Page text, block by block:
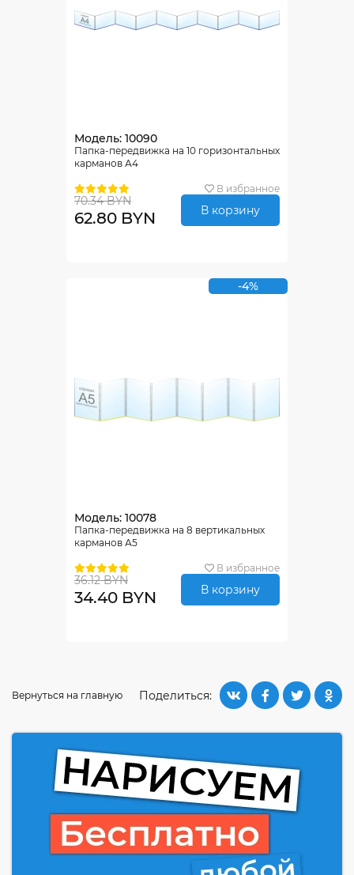
Модель: 10090
Папка-передвижка на 10 горизонтальных
карманов А4
В избранное
70.34 BYN
62.80 BYN В корзину
-4%
Модель: 10078
Папка-передвижка на 8 вертикальных
карманов А5
В избранное
36.12 BYN
34.40 BYN В корзину
Поделиться:
Вернуться на главную